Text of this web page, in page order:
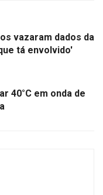
vazaram dados da
tá envolvido'
40°C em onda de